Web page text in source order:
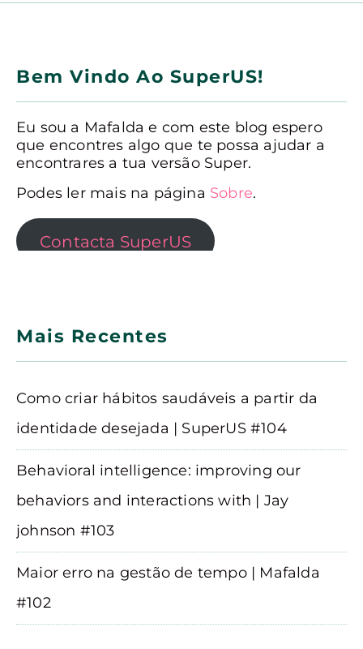
Bem Vindo Ao SuperUS!
Eu sou a Mafalda e com este blog espero
que encontres algo que te possa ajudar a
encontrares a tua versão Super.
Podes ler mais na página Sobre.
Contacta SuperUS
Mais Recentes
Como criar hábitos saudáveis a partir da
identidade desejada | SuperUS #104
Behavioral intelligence: improving our
behaviors and interactions with | Jay
johnson #103
Maior erro na gestão de tempo | Mafalda
#102